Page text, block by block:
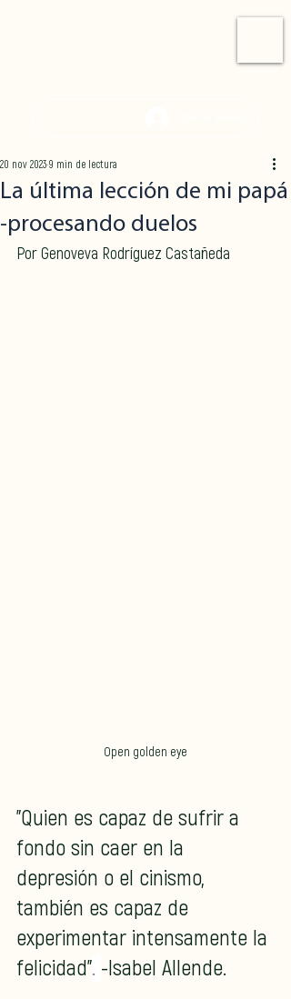
La última lección de mi papá
-procesando duelos
20 nov 2023 9 min de lectura
Por Genoveva Rodríguez Castañeda
Open golden eye
"Quien es capaz de sufrir a
fondo sin caer en la
depresión o el cinismo,
también es capaz de
experimentar intensamente la
felicidad". -Isabel Allende.